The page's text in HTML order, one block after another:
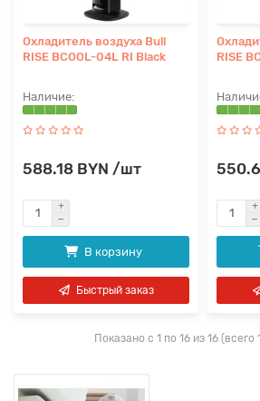
Охладитель воздуха Bull
RISE BCOOL-04L RI Black
588.18 BYN /шт
В корзину
Быстрый заказ
RISE
Показано с 1 по 16 из 16 (всего